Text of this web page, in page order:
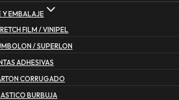
Y EMBALAJE
FILM / VINIPEL
/ SUPERLON
ADHESIVAS
CORRUGADO
BURBUJA